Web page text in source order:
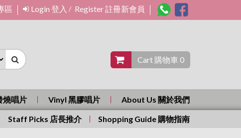
區 Login 登入 / Register 註冊新會員
Cart 購物車 0
燒唱片 Vinyl 黑膠唱片 About Us 關於我們
Staff Picks 店長推介 Shopping Guide 購物指南